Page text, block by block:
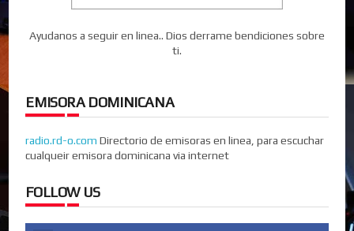
Ayudanos a seguir en linea.. Dios derrame bendiciones sobre
ti.
EMISORA DOMINICANA
radio.rd-o.com Directorio de emisoras en linea, para escuchar
cualqueir emisora dominicana via internet
FOLLOW US